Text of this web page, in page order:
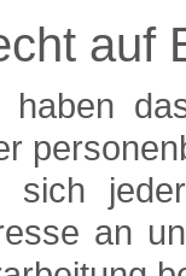
auf
haben
sich
an